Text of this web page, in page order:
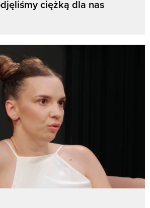
ciężką dla nas